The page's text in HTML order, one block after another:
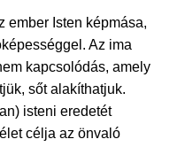
ember Isten képmása,
Az ima
kapcsolódás, amely
sőt alakíthatjuk.
isteni eredetét
célja az önvaló